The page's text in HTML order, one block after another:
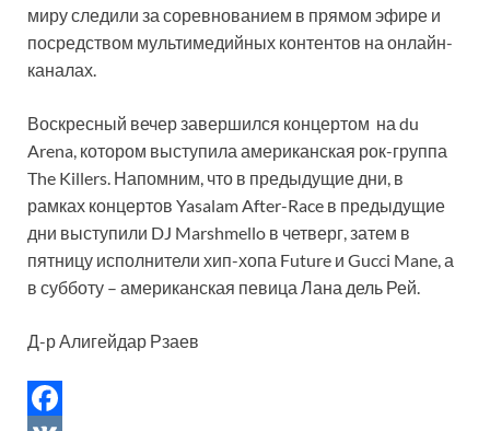
миру следили за соревнованием в прямом эфире и
посредством мультимедийных контентов на онлайн-
каналах.
Воскресный вечер завершился концертом на du
Arena, котором выступила американская рок-группа
The Killers. Напомним, что в предыдущие дни, в
рамках концертов Yasalam After-Race в предыдущие
дни выступили DJ Marshmello в четверг, затем в
пятницу исполнители хип-хопа Future и Gucci Mane, а
в субботу – американская певица Лана дель Рей.
Д-р Алигейдар Рзаев